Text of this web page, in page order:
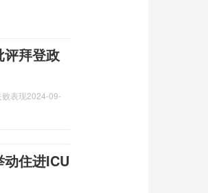
评拜登政
表现2024-09-
住进ICU